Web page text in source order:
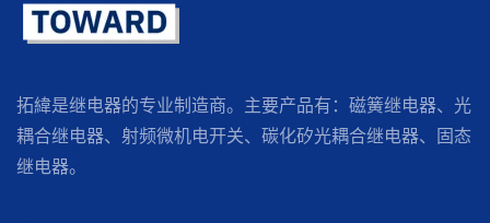
拓緯是继电器的专业制造商。主要产品有：磁簧继电器、光
耦合继电器、射频微机电开关、碳化矽光耦合继电器、固态
继电器。